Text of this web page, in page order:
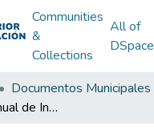
Communities
&
Collections
All of
DSpace
Documentos Municipales
Plan Operativo Anual de Inversión Sabanalarga Antioquia 2012: POAI Sabanalarga Antioquia 2012